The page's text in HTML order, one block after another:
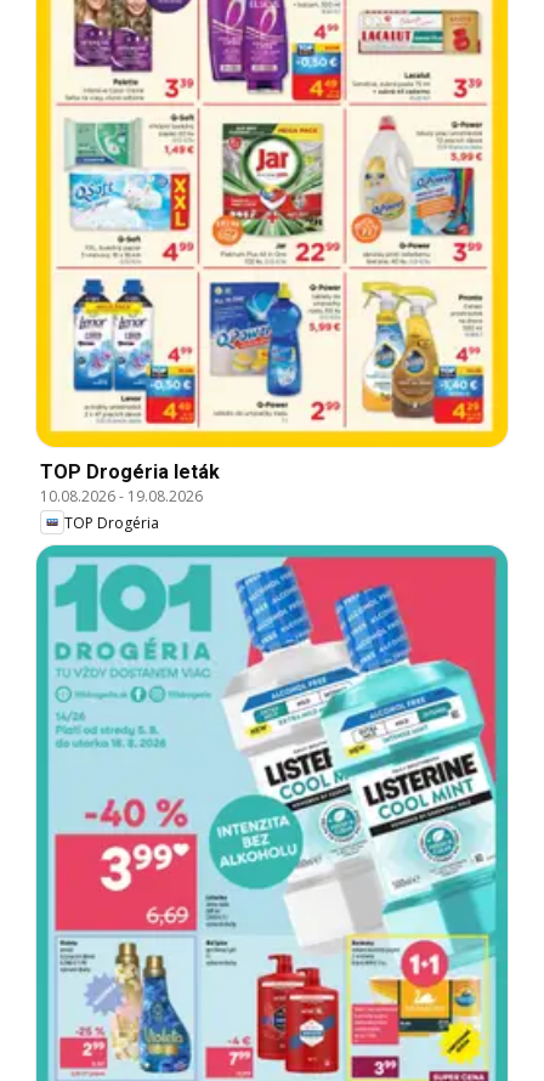
TOP Drogéria leták
10.08.2026- 19.08.2026
TOP Drogéria